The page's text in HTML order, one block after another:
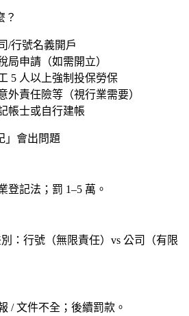
？
/行號名義開戶
局申請（如需開立）
5 人以上強制投保勞保
外責任險等（視行業需要）
帳士或自行建帳
」會出問題
登記法；罰 1–5 萬。
：行號（無限責任）vs 公司（有限
/ 文件不全；後續罰款。